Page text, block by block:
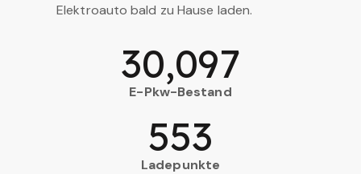
Elektroauto bald zu Hause laden.
E-Pkw-Bestand
30,097
Ladepunkte
553